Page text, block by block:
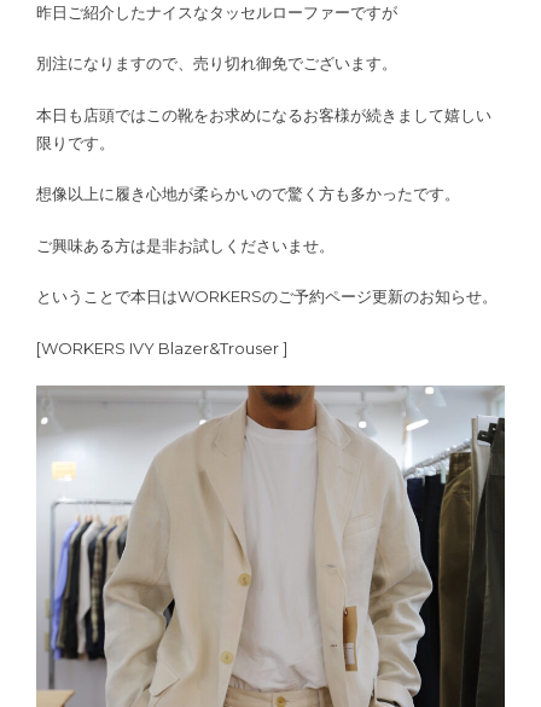
昨日ご紹介したナイスなタッセルローファーですが
別注になりますので、売り切れ御免でございます。
本日も店頭ではこの靴をお求めになるお客様が続きまして嬉しい
限りです。
想像以上に履き心地が柔らかいので驚く方も多かったです。
ご興味ある方は是非お試しくださいませ。
ということで本日はWORKERSのご予約ページ更新のお知らせ。
[WORKERS IVY Blazer&Trouser ]